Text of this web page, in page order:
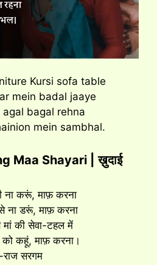
Kursi sofa table
mein badal jaaye
bagal rehna
mein sambhal.
Maa Shayari | ख़ुदाई
ना करूं, माफ़ करना
ना डरूं, माफ़ करना
की सेवा-टहल में
को कहूं, माफ़ करना।
-राज सरगम